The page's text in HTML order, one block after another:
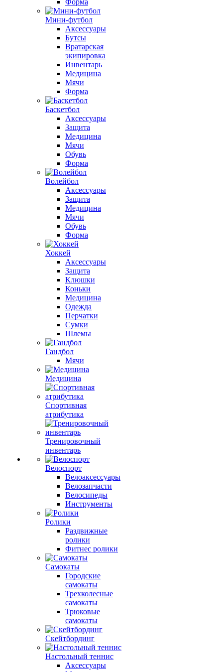
Форма
Мини-футбол
Аксессуары
Бутсы
Вратарская
экипировка
Инвентарь
Медицина
Мячи
Форма
Баскетбол
Аксессуары
Защита
Медицина
Мячи
Обувь
Форма
Волейбол
Аксессуары
Защита
Медицина
Мячи
Обувь
Форма
Хоккей
Аксессуары
Защита
Клюшки
Коньки
Медицина
Одежда
Перчатки
Сумки
Шлемы
Гандбол
Мячи
Медицина
Спортивная
атрибутика
Тренировочный
инвентарь
Велоспорт
Велоаксессуары
Велозапчасти
Велосипеды
Инструменты
Ролики
Раздвижные
ролики
Фитнес ролики
Самокаты
Городские
самокаты
Трехколесные
самокаты
Трюковые
самокаты
Скейтбординг
Настольный теннис
Аксессуары